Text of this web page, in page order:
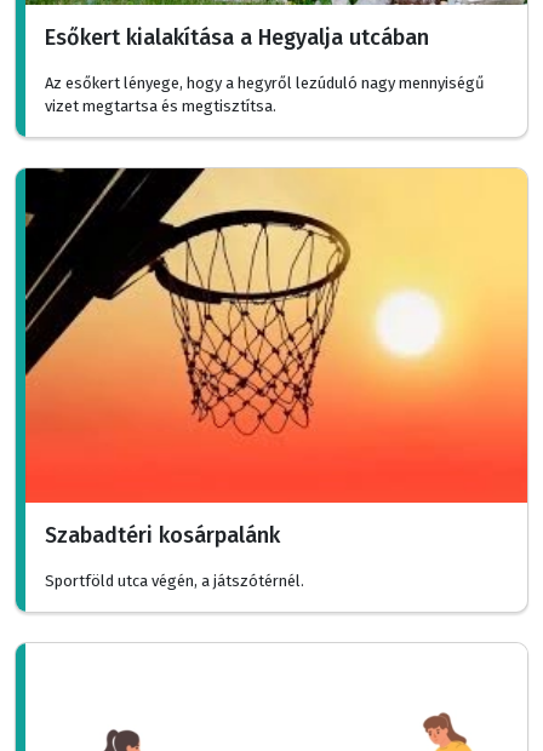
Esőkert kialakítása a Hegyalja utcában
Az esőkert lényege, hogy a hegyről lezúduló nagy mennyiségű
vizet megtartsa és megtisztítsa.
Szabadtéri kosárpalánk
Sportföld utca végén, a játszótérnél.